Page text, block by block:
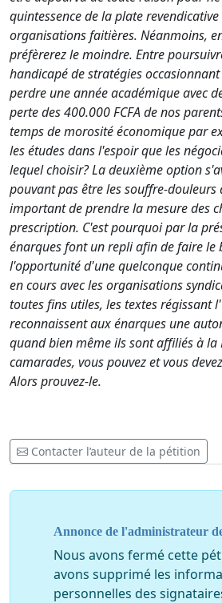
quintessence de la plate
organisations faitières. Néanmoins,
préfèrerez le moindre. Entre
handicapé de stratégies
perdre une année académique avec
perte des 400.000 FCFA de nos
temps de morosité économique par
les études dans l'espoir que les
lequel choisir? La deuxième option
pouvant pas être les souffre-douleurs
important de prendre la mesure des
prescription. C'est pourquoi par la
énarques font un repli afin de faire le
l'opportunité d'une quelconque
en cours avec les organisations
toutes fins utiles, les textes régissant
reconnaissent aux énarques une
quand bien même ils sont affiliés à la
camarades, vous pouvez et vous
Alors prouvez-le.
Contacter l’auteur de la pétition
Annonce de l'administrateur
Nous avons fermé cette
avons supprimé les
personnelles des